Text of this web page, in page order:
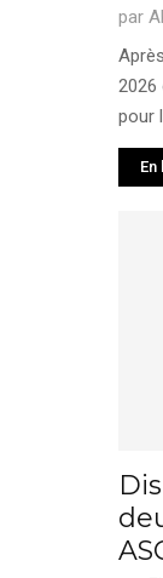
par
2026
pour
En